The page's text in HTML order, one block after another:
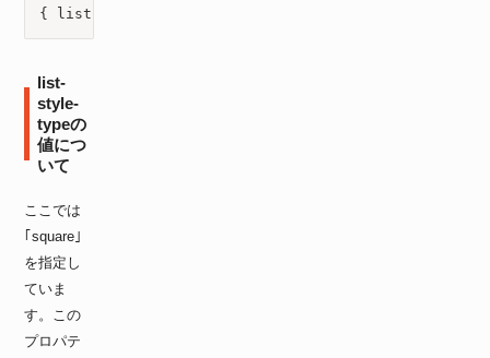
{ list-style: square inside; }
list-
style-
typeの
値につ
いて
ここでは
｢square｣
を指定し
ていま
す。この
プロパテ